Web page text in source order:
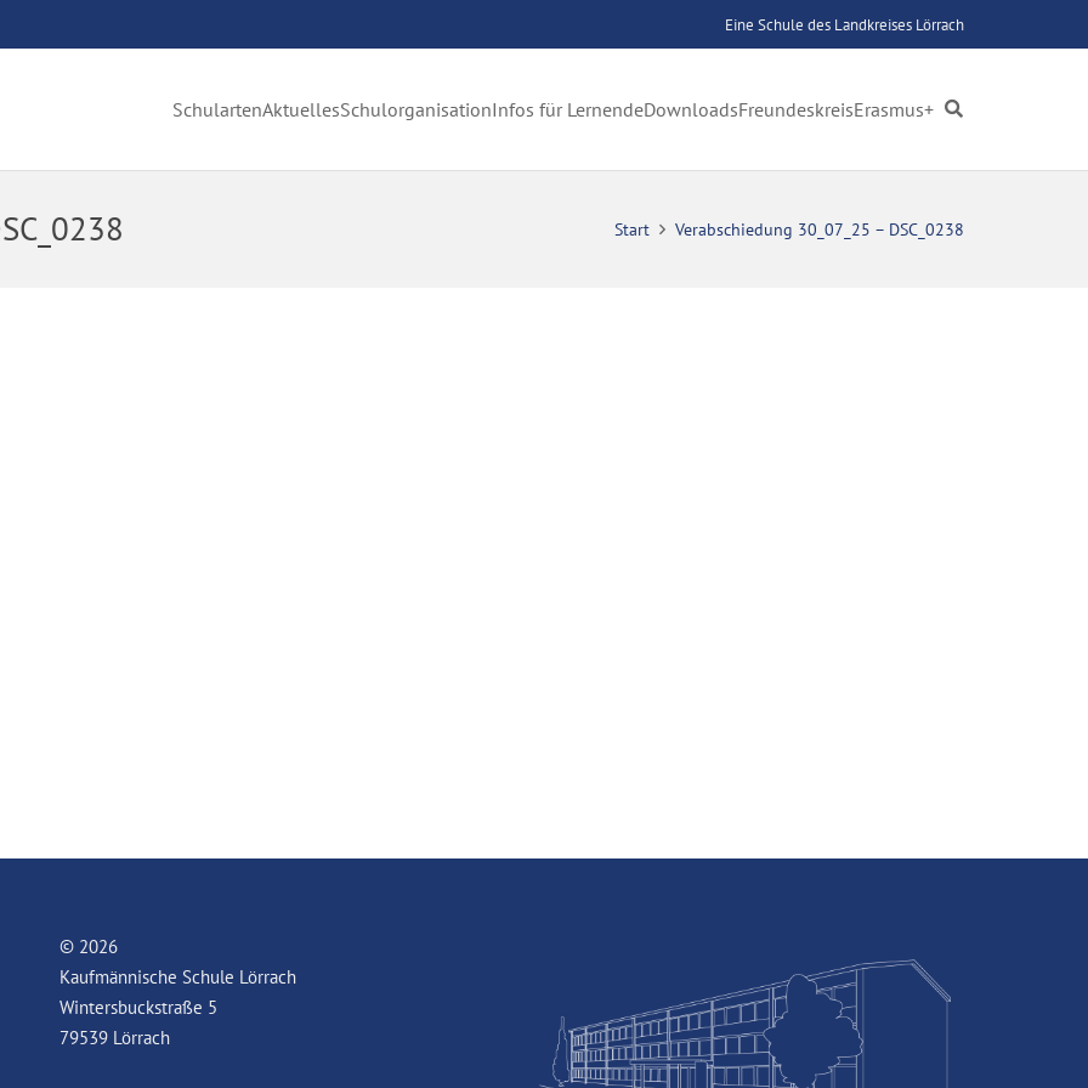
Eine Schule des Landkreises Lörrach
SchulartenAktuellesSchulorganisationInfos für LernendeDownloadsFreundeskreisErasmus+
Start Verabschiedung 30_07_25 – DSC_0238
© 2026
Kaufmännische Schule Lörrach
Wintersbuckstraße 5
79539 Lörrach